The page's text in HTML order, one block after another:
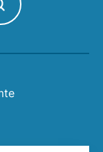
starten